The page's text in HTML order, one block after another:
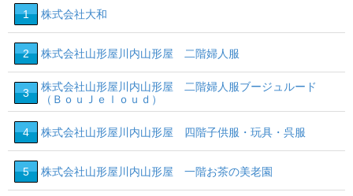
1 株式会社大和
2 株式会社山形屋川内山形屋 二階婦人服
3
株式会社山形屋川内山形屋 二階婦人服ブージュルード
（ＢｏｕＪｅｌｏｕｄ）
4 株式会社山形屋川内山形屋 四階子供服・玩具・呉服
5 株式会社山形屋川内山形屋 一階お茶の美老園